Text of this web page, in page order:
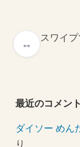
スワイ
最近のコメント
ダイソー めん
り